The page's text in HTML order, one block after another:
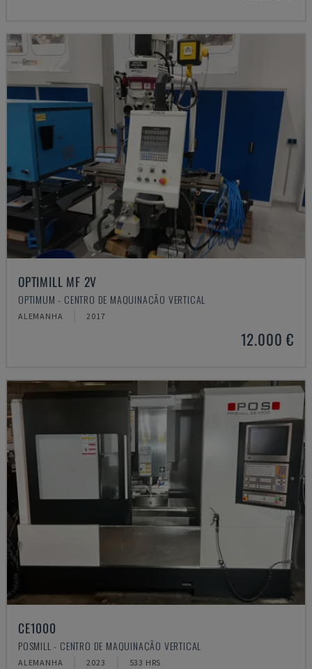
OPTIMILL MF 2V
OPTIMUM - CENTRO DE MAQUINAÇÃO VERTICAL
ALEMANHA 2017
12.000 €
CE1000
POSMILL - CENTRO DE MAQUINAÇÃO VERTICAL
ALEMANHA 2023 533 HRS